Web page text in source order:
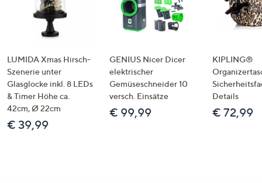
LUMIDA Xmas Hirsch-
Szenerie unter
Glasglocke inkl. 8 LEDs
& Timer Höhe ca.
42cm, Ø 22cm
€ 39,99
GENIUS Nicer Dicer
elektrischer
Gemüseschneider 10
versch. Einsätze
€ 99,99
KIPLING®
Details
€ 72,99